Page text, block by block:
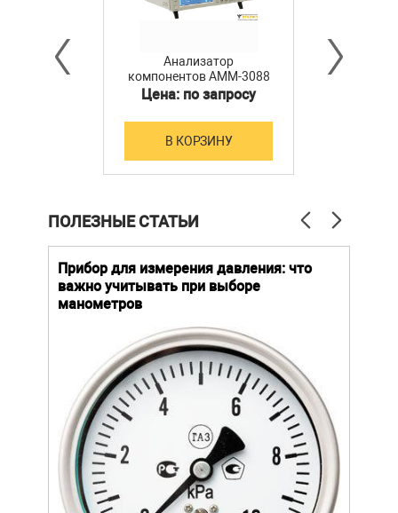
Анализатор
компонентов АММ-3088
Цена: по запросу
В КОРЗИНУ
ПОЛЕЗНЫЕ СТАТЬИ
Прибор для измерения давления: что
важно учитывать при выборе
манометров